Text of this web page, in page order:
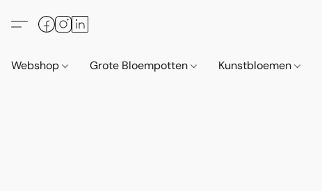
Webshop Grote Bloempotten Kunstbloemen